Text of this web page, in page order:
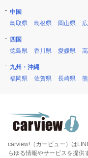
中国
鳥取県
島根県 岡山県
四国
徳島県
香川県 愛媛県
九州・沖縄
福岡県
佐賀県 長崎県
carview!（カービュー）は
らゆる情報やサービスを提供